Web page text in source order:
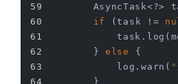
AsyncTask<?>
if
(task !=
        }
else
{
            log.warn(
"
        }